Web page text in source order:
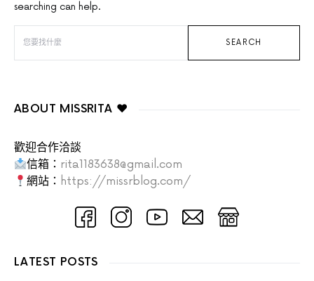
searching can help.
SEARCH
ABOUT MISSRITA ♥
歡迎合作洽談
信箱： rita1183638@gmail.com
網站： https://missrblog.com/
LATEST POSTS